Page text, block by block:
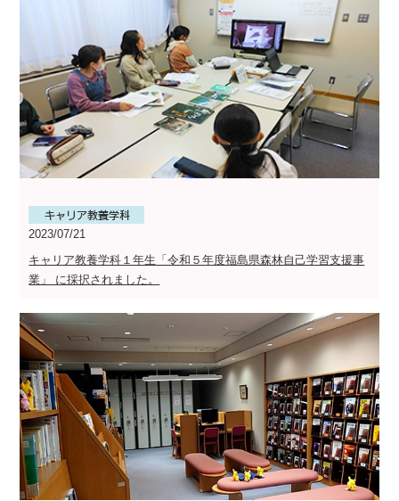
2023/07/21
キャリア教養学科１年生「令和５年度福島県森林自己学習支援事
業」 に採択されました。